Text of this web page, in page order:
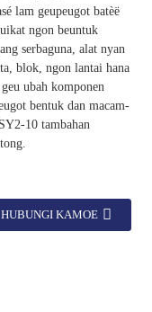
lam geupeugot batèë
ngon beuntuk
serbaguna, alat nyan
blok, ngon lantai hana
ubah komponen
bentuk dan macam-
10 tambahan
HUBUNGI KAMOE